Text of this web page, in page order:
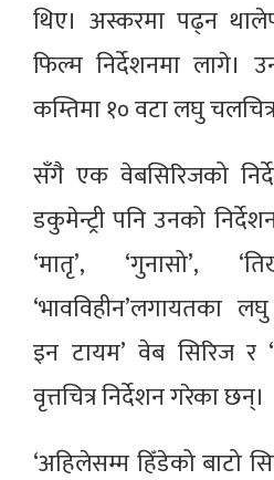
थिए। अस्करमा पढ्न
फिल्म निर्देशनमा लागे।
कम्तिमा १० वटा लघु
सँगै एक वेबसिरिजको
डकुमेन्ट्री पनि उनको
‘मातृ’, ‘गुनासो’,
‘भावविहीन’लगायतका
इन टायम’ वेब सिरिज र
वृत्तचित्र निर्देशन गरेका छन्।
‘अहिलेसम्म हिँडेको बाटो